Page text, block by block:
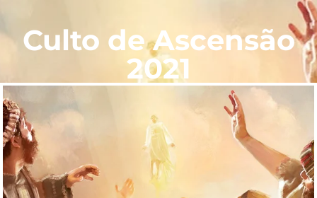
Culto de Ascensão
2021